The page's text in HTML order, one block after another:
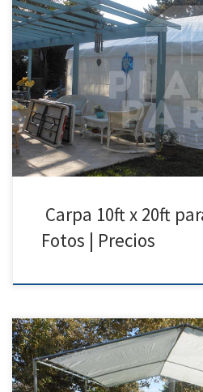
10ft x 20ft Carpa | Precios | Fotos –
10ft x 20ft Carpa Precio de Renta 10ft x
Rentar | San Fernando Valley | Santa
Carpa 10ft x 20ft
Fotos | Precios